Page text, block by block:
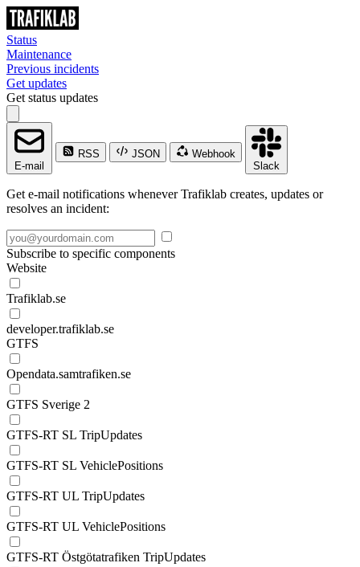
Status
Maintenance
Previous incidents
Get updates
Get status updates
E-mail
RSS JSON
Webhook
Slack
Get e-mail notifications whenever Trafiklab creates, updates or
resolves an incident:
Subscribe to specific components
Website
Trafiklab.se
developer.trafiklab.se
GTFS
Opendata.samtrafiken.se
GTFS Sverige 2
GTFS-RT SL TripUpdates
GTFS-RT SL VehiclePositions
GTFS-RT UL TripUpdates
GTFS-RT UL VehiclePositions
GTFS-RT Östgötatrafiken TripUpdates